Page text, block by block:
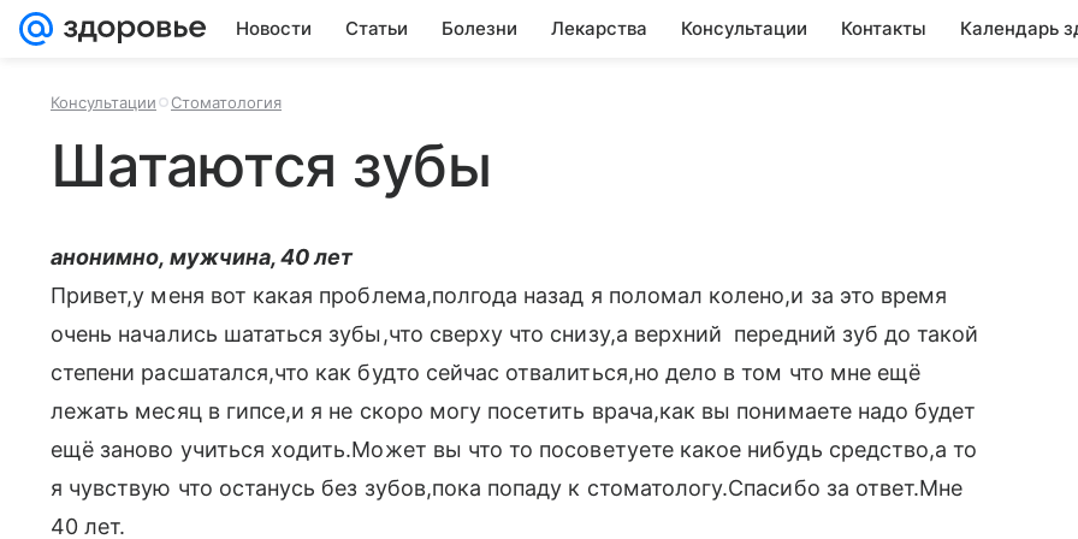
Новости Статьи Болезни Лекарства Консультации Контакты Календарь
Консультации Стоматология
Шатаются зубы
анонимно, мужчина, 40 лет
Привет,у меня вот какая проблема,полгода назад я поломал колено,и за это время
очень начались шататься зубы,что сверху что снизу,а верхний передний зуб до такой
степени расшатался,что как будто сейчас отвалиться,но дело в том что мне ещё
лежать месяц в гипсе,и я не скоро могу посетить врача,как вы понимаете надо будет
ещё заново учиться ходить.Может вы что то посоветуете какое нибудь средство,а то
я чувствую что останусь без зубов,пока попаду к стоматологу.Спасибо за ответ.Мне
40 лет.